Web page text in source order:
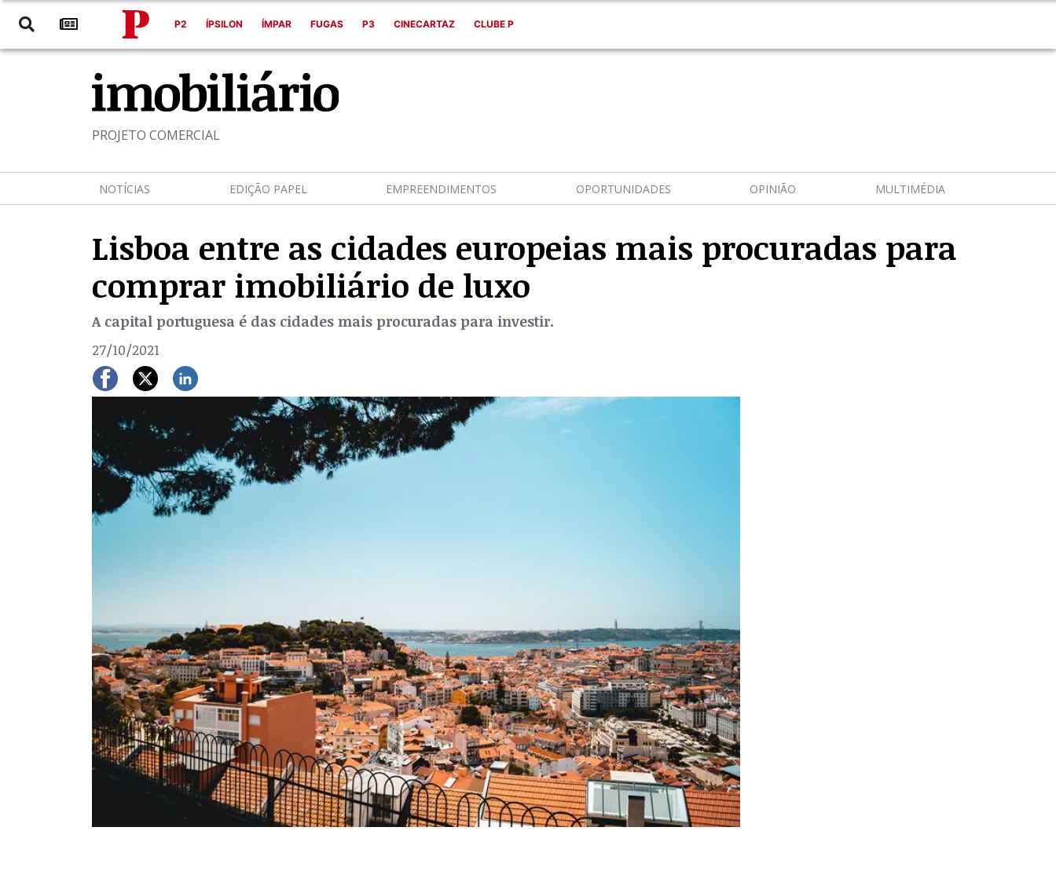
P2 ÍPSILON ÍMPAR FUGAS P3 CINECARTAZ CLUBE P
PROJETO COMERCIAL
NOTÍCIAS EDIÇÃO PAPEL EMPREENDIMENTOS OPORTUNIDADES OPINIÃO MULTIMÉDIA
Lisboa entre as cidades europeias mais procuradas para
comprar imobiliário de luxo
A capital portuguesa é das cidades mais procuradas para investir.
27/10/2021